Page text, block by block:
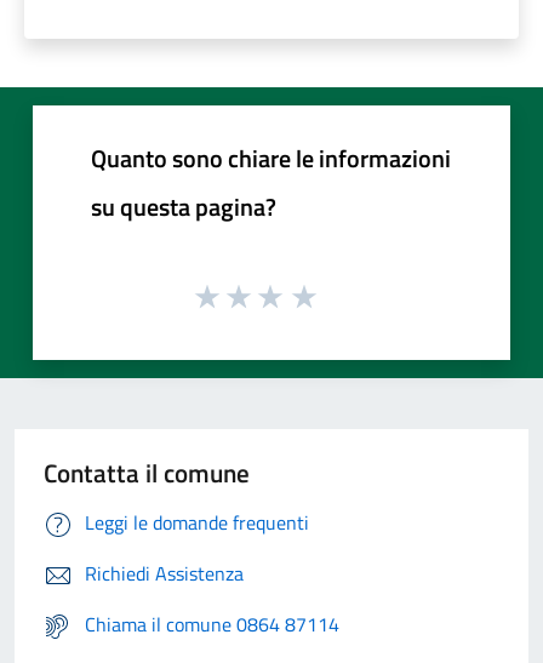
Quanto sono chiare le informazioni
su questa pagina?
Contatta il comune
Leggi le domande frequenti
Richiedi Assistenza
Chiama il comune 0864 87114